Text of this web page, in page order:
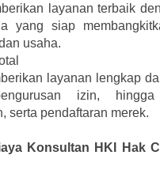
layanan terbaik
yang siap
usaha.
layanan lengkap
izin,
serta pendaftaran merek.
Konsultan HKI Hak